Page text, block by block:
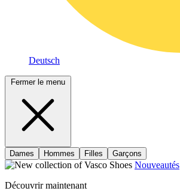
Deutsch
Fermer le menu
Dames Hommes Filles Garçons
Nouveautés
Découvrir maintenant